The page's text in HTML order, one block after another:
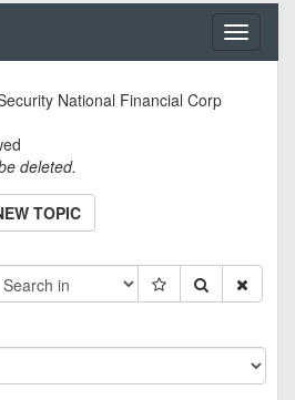
Toggle
National Financial Corp
deleted.
TOPIC